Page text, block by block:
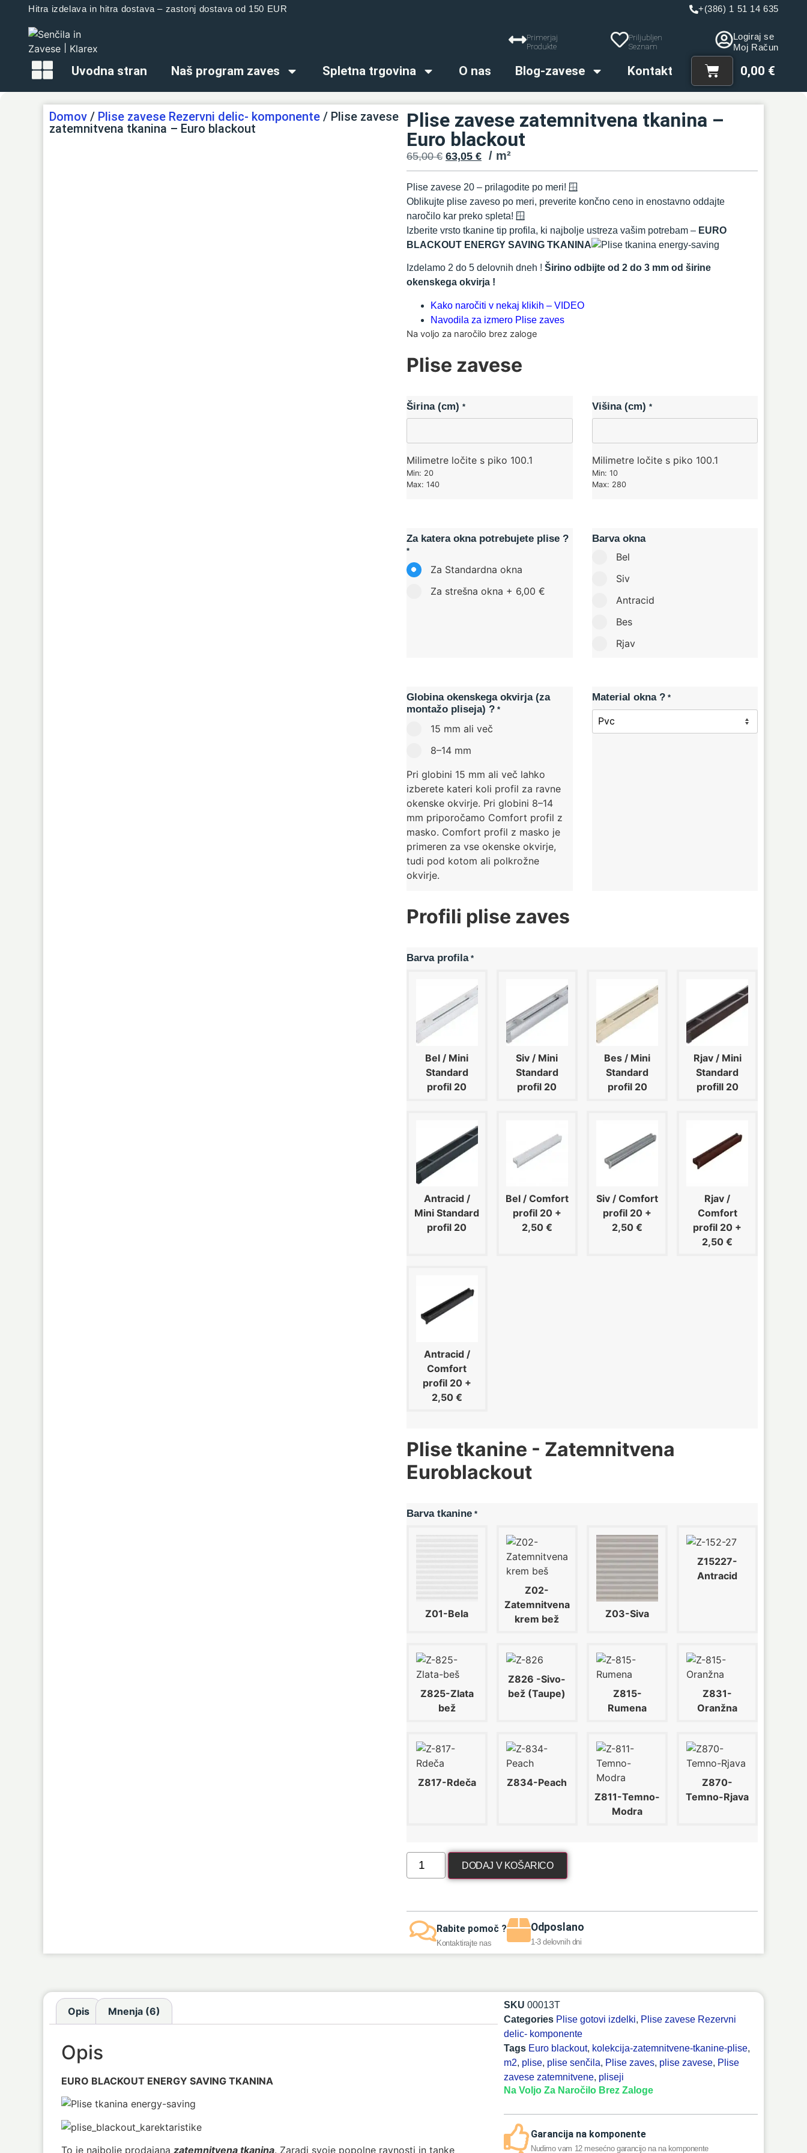
Hitra izdelava in hitra dostava – zastonj dostava od 150 EUR +(386) 1 51 14 635
Primerjaj
Produkte
Priljubljen
Seznam
Logiraj se
Moj Račun
Uvodna stran Naš program zaves Spletna trgovina O nas Blog-zavese Kontakt 0,00 €
Domov / Plise zavese Rezervni delic- komponente / Plise zavese
zatemnitvena tkanina – Euro blackout
Plise zavese zatemnitvena tkanina –
Euro blackout
65,00€ 63,05 €
Plise zavese 20 – prilagodite po meri! 🪟
Oblikujte plise zaveso po meri, preverite končno ceno in enostavno oddajte
naročilo kar preko spleta! 🪟
Izberite vrsto tkanine tip profila, ki najbolje ustreza vašim potrebam – EURO
BLACKOUT ENERGY SAVING TKANINA
Izdelamo 2 do 5 delovnih dneh ! Širino odbijte od 2 do 3 mm od širine
okenskega okvirja !
Kako naročiti v nekaj klikih – VIDEO
Navodila za izmero Plise zaves
Na voljo za naročilo brez zaloge
Plise zavese
Širina (cm) *
Milimetre ločite s piko 100.1
Min: 20
Max: 140
Višina (cm) *
Milimetre ločite s piko 100.1
Min: 10
Max: 280
Za katera okna potrebujete plise ?
*
Za Standardna okna
Za strešna okna + 6,00 €
Barva okna
Bel
Siv
Antracid
Bes
Rjav
Globina okenskega okvirja (za
montažo pliseja) ? *
15 mm ali več
8–14 mm
Pri globini 15 mm ali več lahko
izberete kateri koli profil za ravne
okenske okvirje. Pri globini 8–14
mm priporočamo Comfort profil z
masko. Comfort profil z masko je
primeren za vse okenske okvirje,
tudi pod kotom ali polkrožne
okvirje.
Material okna ?*
Profili plise zaves
Barva profila*
Bel / Mini
Standard
profil 20
Siv / Mini
Standard
profil 20
Bes / Mini
Standard
profil 20
Rjav / Mini
Standard
profill 20
Antracid /
Mini Standard
profil 20
Bel / Comfort
profil 20+
2,50 €
Siv / Comfort
profil 20 +
2,50 €
Rjav /
Comfort
profil 20 +
2,50 €
Antracid /
Comfort
profil 20+
2,50 €
Plise tkanine - Zatemnitvena
Euroblackout
Barva tkanine *
Z01-Bela
Z02-
Zatemnitvena
krem bež
Z03-Siva
Z15227-
Antracid
Z825-Zlata
bež
Z826 -Sivo-
bež (Taupe)
Z815-
Rumena
Z831-
Oranžna
Z817-Rdeča
Z834-Peach
Z811-Temno-
Modra
Z870-
Temno-Rjava
DODAJ V KOŠARICO
Rabite pomoč ?
Kontaktirajte nas
Odposlano
1-3 delovnih dni
Opis Mnenja (6)
Opis
EURO BLACKOUT ENERGY SAVING TKANINA
To je najbolje prodajana zatemnitvena tkanina. Zaradi svoje popolne ravnosti in tanke
SKU00013T
Categories Plise gotovi izdelki, Plise zavese Rezervni
delic- komponente
Tags Euro blackout, kolekcija-zatemnitvene-tkanine-plise,
m2, plise, plise senčila, Plise zaves, plise zavese, Plise
zavese zatemnitvene, pliseji
Na Voljo Za Naročilo Brez Zaloge
Garancija na komponente
Nudimo vam 12 mesećno garancijo na na komponente